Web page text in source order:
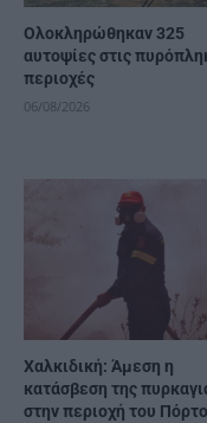
Ολοκληρώθηκαν 325
αυτοψίες στις
περιοχές
06/08/2026
Χαλκιδική: Άμεση η
κατάσβεση της
στην περιοχή του Πόρτο